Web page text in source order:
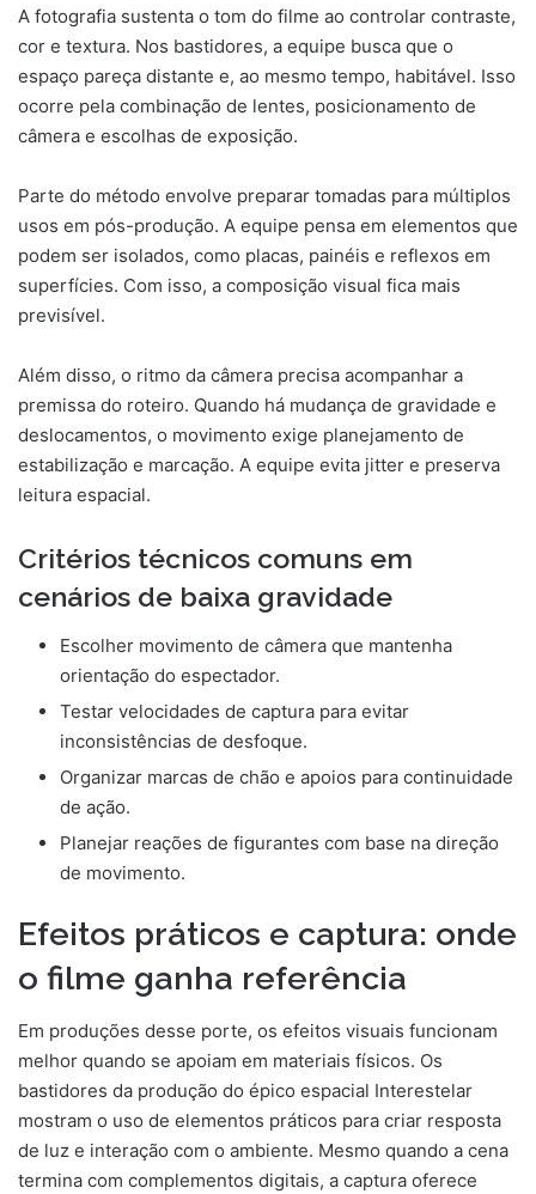
A fotografia sustenta o tom do filme ao controlar contraste,
cor e textura. Nos bastidores, a equipe busca que o
espaço pareça distante e, ao mesmo tempo, habitável. Isso
ocorre pela combinação de lentes, posicionamento de
câmera e escolhas de exposição.
Parte do método envolve preparar tomadas para múltiplos
usos em pós-produção. A equipe pensa em elementos que
podem ser isolados, como placas, painéis e reflexos em
superfícies. Com isso, a composição visual fica mais
previsível.
Além disso, o ritmo da câmera precisa acompanhar a
premissa do roteiro. Quando há mudança de gravidade e
deslocamentos, o movimento exige planejamento de
estabilização e marcação. A equipe evita jitter e preserva
leitura espacial.
Critérios técnicos comuns em
cenários de baixa gravidade
Escolher movimento de câmera que mantenha
orientação do espectador.
Testar velocidades de captura para evitar
inconsistências de desfoque.
Organizar marcas de chão e apoios para continuidade
de ação.
Planejar reações de figurantes com base na direção
de movimento.
Efeitos práticos e captura: onde
o filme ganha referência
Em produções desse porte, os efeitos visuais funcionam
melhor quando se apoiam em materiais físicos. Os
bastidores da produção do épico espacial Interestelar
mostram o uso de elementos práticos para criar resposta
de luz e interação com o ambiente. Mesmo quando a cena
termina com complementos digitais, a captura oferece